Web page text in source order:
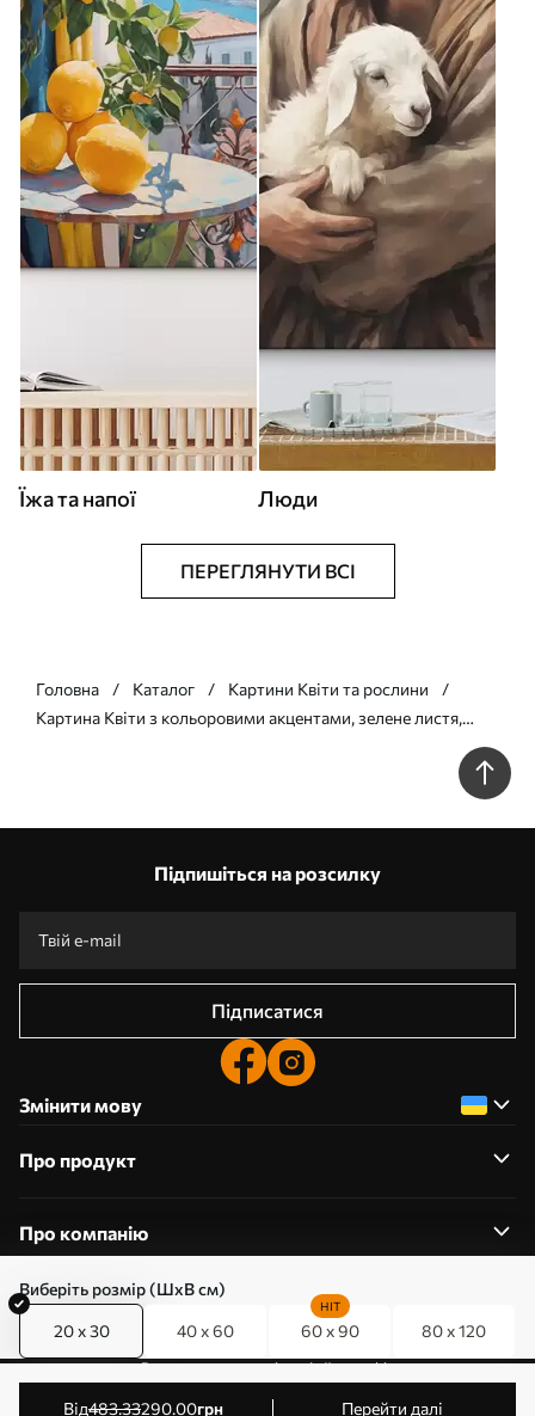
Виберіть розмір (ШхВ см)
20 x 30 40 x 60 60 x 90
HIT
80 x 120
від483.33290.00грн Перейти далі
Їжа та напої Люди
ПЕРЕГЛЯНУТИ ВСІ
Головна Каталог
Картини Квіти та рослини
Картина Квіти з кольоровими акцентами, зелене листя,
м'які мазки, що імітують олійний живопис, світло-блакитне
Підпишіться на розсилку
Підписатися
Змінити мову
Про продукт
Про компанію
0800357223
Редагування дозволів на файли cookie
© 2011-2026 Art-holst. Усі права захищені. Власник: